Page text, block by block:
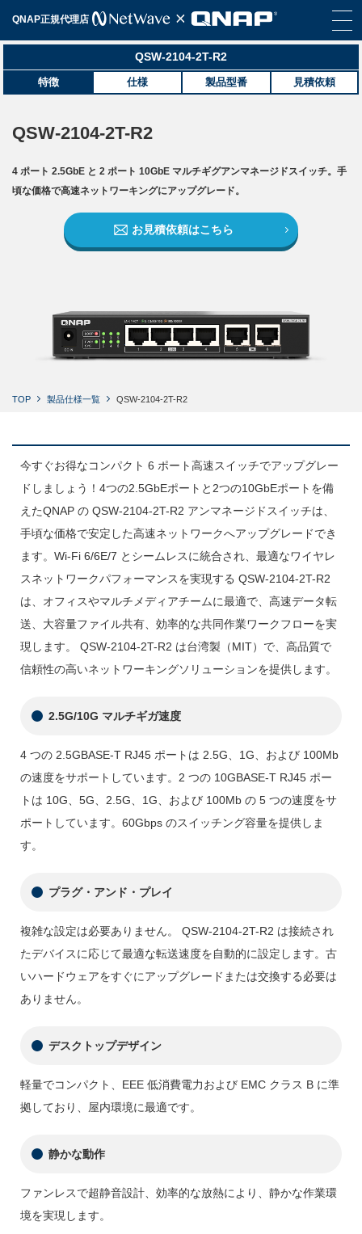
QNAP正規代理店
QSW-2104-2T-R2
4 ポート 2.5GbE と 2 ポート 10GbE マルチギグアンマネージドスイッチ。手
頃な価格で高速ネットワーキングにアップグレード。
お見積依頼はこちら
TOP 製品仕様一覧 QSW-2104-2T-R2
QSW-2104-2T-R2
特徴 仕様 製品型番 見積依頼
今すぐお得なコンパクト 6 ポート高速スイッチでアップグレー
ドしましょう！4つの2.5GbEポートと2つの10GbEポートを備
えたQNAP の QSW-2104-2T-R2 アンマネージドスイッチは、
手頃な価格で安定した高速ネットワークへアップグレードでき
ます。Wi-Fi 6/6E/7 とシームレスに統合され、最適なワイヤレ
スネットワークパフォーマンスを実現する QSW-2104-2T-R2
は、オフィスやマルチメディアチームに最適で、高速データ転
送、大容量ファイル共有、効率的な共同作業ワークフローを実
現します。 QSW-2104-2T-R2 は台湾製（MIT）で、高品質で
信頼性の高いネットワーキングソリューションを提供します。
2.5G/10G マルチギガ速度
4 つの 2.5GBASE-T RJ45 ポートは 2.5G、1G、および 100Mb
の速度をサポートしています。2 つの 10GBASE-T RJ45 ポー
トは 10G、5G、2.5G、1G、および 100Mb の 5 つの速度をサ
ポートしています。60Gbps のスイッチング容量を提供しま
す。
プラグ・アンド・プレイ
複雑な設定は必要ありません。 QSW-2104-2T-R2 は接続され
たデバイスに応じて最適な転送速度を自動的に設定します。古
いハードウェアをすぐにアップグレードまたは交換する必要は
ありません。
デスクトップデザイン
軽量でコンパクト、EEE 低消費電力および EMC クラス B に準
拠しており、屋内環境に最適です。
静かな動作
ファンレスで超静音設計、効率的な放熱により、静かな作業環
境を実現します。